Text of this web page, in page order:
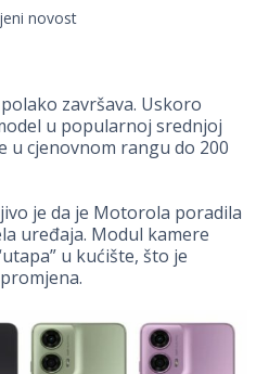
novost
završava. Uskoro
u popularnoj srednjoj
u cjenovnom rangu do 200
je da je Motorola poradila
uređaja. Modul kamere
u kućište, što je